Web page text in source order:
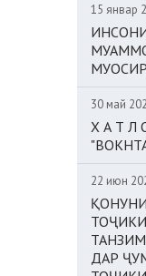
15 январ
МУОСИР
30 май
Х А Т Л
22 июн
ДАР